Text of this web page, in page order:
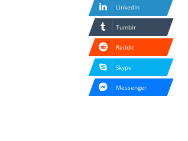
LinkedIn
Tumblr
Reddit
Skype
Messenger